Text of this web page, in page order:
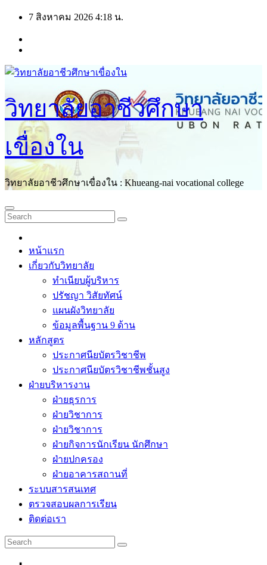
Skip
7 สิงหาคม 2026 4:18 น.
วิทยาลัยอาชีวศึกษา
เขื่องใน
วิทยาลัยอาชีวศึกษาเขื่องใน : Khueang-nai vocational college
หน้าแรก
เกี่ยวกับวิทยาลัย
ทำเนียบผู้บริหาร
ปรัชญา วิสัยทัศน์
แผนผังวิทยาลัย
ข้อมูลพื้นฐาน 9 ด้าน
หลักสูตร
ประกาศนียบัตรวิชาชีพ
ประกาศนียบัตรวิชาชีพชั้นสูง
ฝ่ายบริหารงาน
ฝ่ายธุรการ
ฝ่ายวิชาการ
ฝ่ายวิชาการ
ฝ่ายกิจการนักเรียน นักศึกษา
ฝ่ายปกครอง
ฝ่ายอาคารสถานที่
ระบบสารสนเทศ
ตรวจสอบผลการเรียน
ติดต่อเรา